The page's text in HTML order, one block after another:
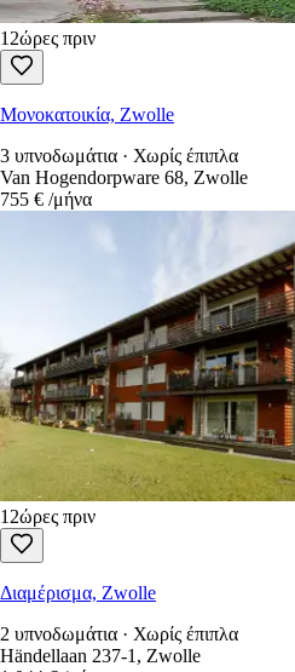
Δημιουργία λογαριασμού
12ώρες πριν
Μονοκατοικία, Zwolle
3 υπνοδωμάτια · Χωρίς έπιπλα
Van Hogendorpware 68, Zwolle
755 € /μήνα